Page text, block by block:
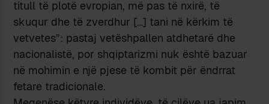
titull të plotë evropian, më pas të nxirë, të
skuqur dhe të zverdhur […] tani në kërkim të
vetvetes”: pastaj vetëshpallen atdhetarë dhe
nacionalistë, por shqiptarizmi nuk është bazuar
në mohimin e një pjese të kombit për ëndrrat
fetare tradicionale.